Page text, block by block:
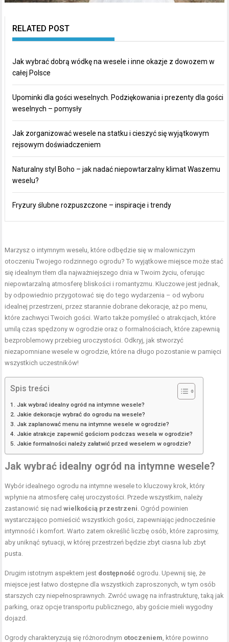
RELATED POST
Jak wybrać dobrą wódkę na wesele i inne okazje z dowozem w
całej Polsce
Upominki dla gości weselnych. Podziękowania i prezenty dla gości
weselnych – pomysły
Jak zorganizować wesele na statku i cieszyć się wyjątkowym
rejsowym doświadczeniem
Naturalny styl Boho – jak nadać niepowtarzalny klimat Waszemu
weselu?
Fryzury ślubne rozpuszczone – inspiracje i trendy
Marzysz o intymnym weselu, które odbędzie się w malowniczym
otoczeniu Twojego rodzinnego ogrodu? To wyjątkowe miejsce może stać
się idealnym tłem dla najważniejszego dnia w Twoim życiu, oferując
niepowtarzalną atmosferę bliskości i romantyzmu. Kluczowe jest jednak,
by odpowiednio przygotować się do tego wydarzenia – od wyboru
idealnej przestrzeni, przez starannie dobrane dekoracje, aż po menu,
które zachwyci Twoich gości. Warto także pomyśleć o atrakcjach, które
umilą czas spędzony w ogrodzie oraz o formalnościach, które zapewnią
bezproblemowy przebieg uroczystości. Odkryj, jak stworzyć
niezapomniane wesele w ogrodzie, które na długo pozostanie w pamięci
wszystkich uczestników!
Spis treści
Jak wybrać idealny ogród na intymne wesele?
Jakie dekoracje wybrać do ogrodu na wesele?
Jak zaplanować menu na intymne wesele w ogrodzie?
Jakie atrakcje zapewnić gościom podczas wesela w ogrodzie?
Jakie formalności należy załatwić przed weselem w ogrodzie?
Jak wybrać idealny ogród na intymne wesele?
Wybór idealnego ogrodu na intymne wesele to kluczowy krok, który
wpłynie na atmosferę całej uroczystości. Przede wszystkim, należy
zastanowić się nadwielkością przestrzeni . Ogród powinien
wystarczająco pomieścić wszystkich gości, zapewniając jednocześnie
intymność i komfort. Warto zatem określić liczbę osób, które zaprosimy,
aby uniknąć sytuacji, w której przestrzeń będzie zbyt ciasna lub zbyt
pusta.
Drugim istotnym aspektem jest dostępność ogrodu. Upewnij się, że
miejsce jest łatwo dostępne dla wszystkich zaproszonych, w tym osób
starszych czy niepełnosprawnych. Zwróć uwagę na infrastrukturę, taką jak
parking, oraz opcje transportu publicznego, aby goście mieli wygodny
dojazd.
Ogrody charakteryzują się różnorodnym otoczeniem , które powinno